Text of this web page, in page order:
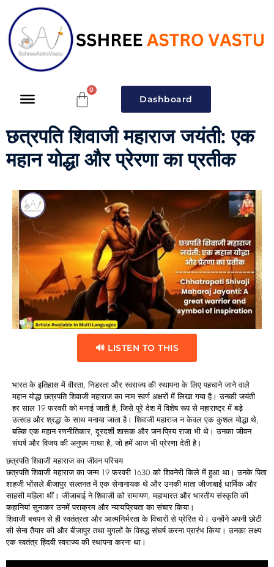
Dashboard
छत्रपति शिवाजी महाराज जयंती: एक
महान योद्धा और प्रेरणा का प्रतीक
🔊 LISTEN TO THIS
भारत के इतिहास में वीरता, निडरता और स्वराज्य की स्थापना के लिए पहचाने जाने वाले
महान योद्धा छत्रपति शिवाजी महाराज का नाम स्वर्ण अक्षरों में लिखा गया है। उनकी जयंती
हर साल 19 फरवरी को मनाई जाती है, जिसे पूरे देश में विशेष रूप से महाराष्ट्र में बड़े
उत्साह और श्रद्धा के साथ मनाया जाता है। शिवाजी महाराज न केवल एक कुशल योद्धा थे,
बल्कि एक महान रणनीतिकार, दूरदर्शी शासक और जन-प्रिय राजा भी थे। उनका जीवन
संघर्ष और विजय की अनुपम गाथा है, जो हमें आज भी प्रेरणा देती है।
छत्रपतिशिवाजीमहाराजकाजीवनपरिचय
छत्रपति शिवाजी महाराज का जन्म 19 फरवरी 1630 को शिवनेरी किले में हुआ था। उनके पिता
शाहजी भोंसले बीजापुर सल्तनत में एक सेनानायक थे और उनकी माता जीजाबाई धार्मिक और
साहसी महिला थीं। जीजाबाई ने शिवाजी को रामायण, महाभारत और भारतीय संस्कृति की
कहानियां सुनाकर उनमें पराक्रम और न्यायप्रियता का संचार किया।
शिवाजी बचपन से ही स्वतंत्रता और आत्मनिर्भरता के विचारों से प्रेरित थे। उन्होंने अपनी छोटी
सी सेना तैयार की और बीजापुर तथा मुगलों के विरुद्ध संघर्ष करना प्रारंभ किया। उनका लक्ष्य
एक स्वतंत्र हिंदवी स्वराज्य की स्थापना करना था।